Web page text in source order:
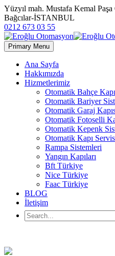
Yüzyıl mah. Mustafa Kemal
Bağcılar-İSTANBUL
0212 673 03 55
Primary Menu
Ana Sayfa
Hakkımızda
Hizmetlerimiz
Otomatik Bahçe
Otomatik Bariyer
Otomatik Garaj
Otomatik Fotoselli
Otomatik Kepenk
Otomatik Kapı
Rampa Sistemleri
Yangın Kapıları
Bft Türkiye
Nice Türkiye
Faac Türkiye
BLOG
İletişim